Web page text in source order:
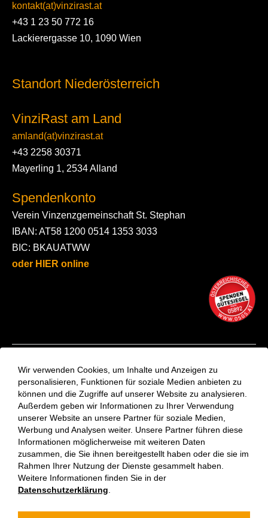
kontakt(at)vinzirast.at
+43 1 23 50 772 16
Lackierergasse 10, 1090 Wien
Standort Niederösterreich
VinziRast am Land
amland(at)vinzirast.at
+43 2258 30371
Mayerling 1, 2534 Alland
Spendenkonto
Verein Vinzenzgemeinschaft St. Stephan
IBAN: AT58 1200 0514 1353 3033
BIC: BKAUATWW
oder HIER online
Kontakt
Aktuelles
VinziRast-Newsletter
Impressum
Datenschutzerklärung
Wir verwenden Cookies, um Inhalte und Anzeigen zu
personalisieren, Funktionen für soziale Medien anbieten zu
können und die Zugriffe auf unserer Website zu analysieren.
Außerdem geben wir Informationen zu Ihrer Verwendung
unserer Website an unsere Partner für soziale Medien,
Werbung und Analysen weiter. Unsere Partner führen diese
Informationen möglicherweise mit weiteren Daten
zusammen, die Sie ihnen bereitgestellt haben oder die sie im
Rahmen Ihrer Nutzung der Dienste gesammelt haben.
Weitere Informationen finden Sie in der
Datenschutzerklärung